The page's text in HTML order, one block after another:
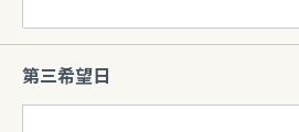
第三希望日